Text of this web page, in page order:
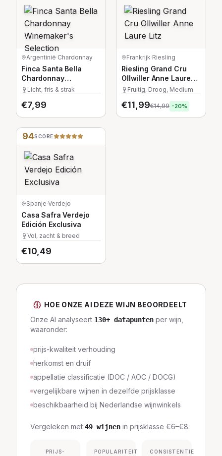
Argentinië·Chardonnay
Finca Santa Bella
Chardonnay
Winemaker's
Selection
Licht, fris & strak
€7,99
Frankrijk·Riesling
Riesling Grand Cru
Ollwiller Anne Laure
LitzFruitig, Droog, Medium
€11,99€14,99 -20%
94SCORE
Spanje·Verdejo
Casa Safra Verdejo
Edición Exclusiva
Vol, zacht & breed
€10,49
HOE ONZE AI DEZE WIJN BEOORDEELT
Onze AI analyseert 130+ datapunten per wijn,
waaronder:
prijs-kwaliteit verhouding
herkomst en druif
appellatie classificatie (DOC / AOC / DOCG)
vergelijkbare wijnen in dezelfde prijsklasse
beschikbaarheid bij Nederlandse wijnwinkels
Vergeleken met 49 wijnen in prijsklasse €6–€8:
PRIJS-
POPULARITEIT CONSISTENTIE